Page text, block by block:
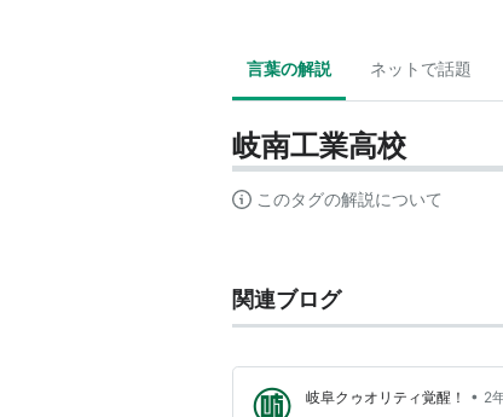
言葉の解説 ネットで話題
岐南工業高校
このタグの解説について
関連ブログ
岐阜クゥオリティ覚醒！ • 2